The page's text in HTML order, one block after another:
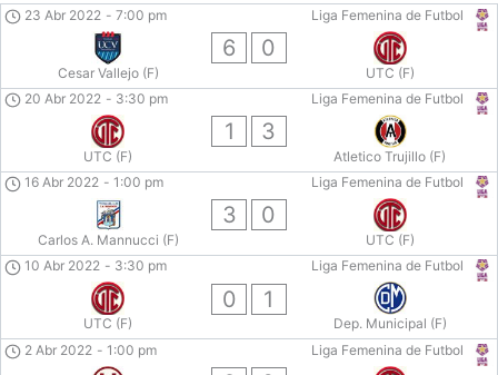
Liga Femenina de Futbol
23 Abr 2022 - 7:00 pm
Cesar Vallejo (F)
6 0
UTC (F)
Liga Femenina de Futbol
20 Abr 2022 - 3:30 pm
UTC (F)
1 3
Atletico Trujillo (F)
Liga Femenina de Futbol
16 Abr 2022 - 1:00 pm
Carlos A. Mannucci (F)
3 0
UTC (F)
Liga Femenina de Futbol
10 Abr 2022 - 3:30 pm
UTC (F)
0 1
Dep. Municipal (F)
Liga Femenina de Futbol
2 Abr 2022 - 1:00 pm